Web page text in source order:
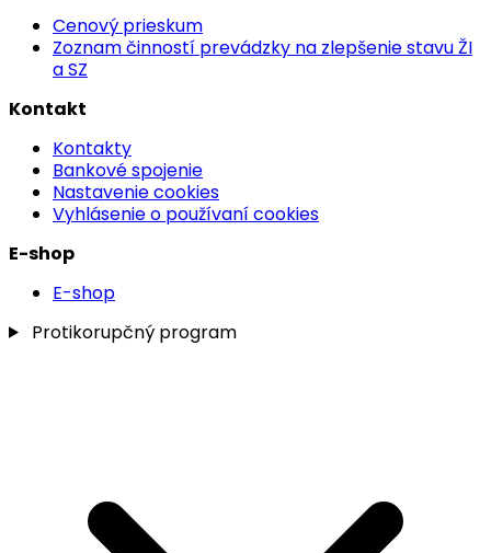
Cenový prieskum
Zoznam činností prevádzky na zlepšenie stavu ŽI
a SZ
Kontakt
Kontakty
Bankové spojenie
Nastavenie cookies
Vyhlásenie o používaní cookies
E-shop
E-shop
Protikorupčný program